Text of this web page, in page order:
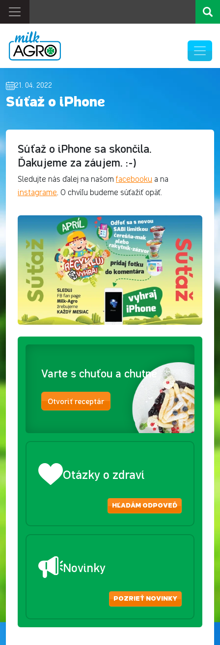
21. 04. 2022
Súťaž o iPhone
Súťaž o iPhone sa skončila.
Ďakujeme za záujem. :-)
Sledujte nás ďalej na našom facebooku a na
instagrame. O chvíľu budeme súťažiť opäť.
Varte s chuťou a chutne
Otvoriť receptár
Otázky o zdraví
HĽADÁM ODPOVEĎ
Novinky
POZRIEŤ NOVINKY